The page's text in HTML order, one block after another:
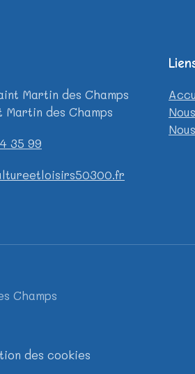
Martin des Champs
Martin des Champs
35 99
Champs
des cookies